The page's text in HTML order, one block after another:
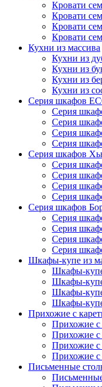
Кровати
Кровати
Кровати
Кровати
Кухни из массива
Кухни из
Кухни из
Кухни из
Кухни из
Серия шкафов
Серия
Серия
Серия
Серия
Серия шкафов
Серия
Серия
Серия
Серия
Серия шкафов
Серия
Серия
Серия
Серия
Шкафы-купе из
Шкафы-
Шкафы-
Шкафы-
Шкафы-
Прихожие с
Прихожие с
Прихожие с
Прихожие с
Прихожие с
Письменные